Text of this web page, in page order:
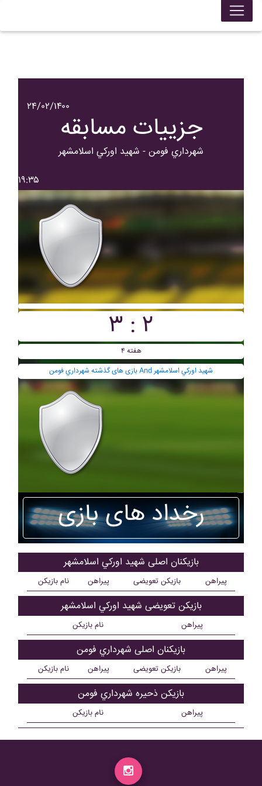
۲۴/۰۲/۱۴۰۰
جزییات مسابقه
شهرداري فومن - شهيد اورکي اسلامشهر
۱۹:۳۵
۳ : ۲
هفته ۴
بازی های گذشته شهرداري فومن And شهيد اورکي اسلامشهر
رخداد های بازی
بازیکنان اصلی شهيد اورکي اسلامشهر
نام بازیکن پیراهن بازیکن تعویضی پیراهن
بازیکن تعویضی شهيد اورکي اسلامشهر
نام بازیکن پیراهن
بازیکنان اصلی شهرداري فومن
نام بازیکن پیراهن بازیکن تعویضی پیراهن
بازیکن ذحیره شهرداري فومن
نام بازیکن پیراهن